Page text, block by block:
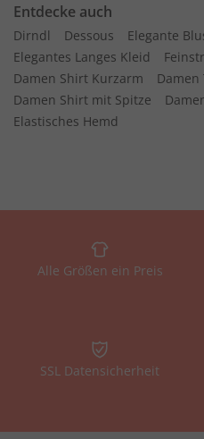
Entdecke auch
Dirndl Dessous
Elegante
Elegantes Langes Kleid
Damen Shirt Kurzarm
Damen
Damen Shirt mit Spitze
Elastisches Hemd
Alle Größen ein Preis
SSL Datensicherheit